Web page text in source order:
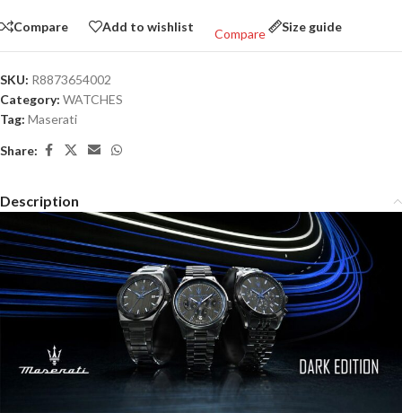
Compare Add to wishlist
Compare
Size guide
SKU: R8873654002
Category: WATCHES
Tag: Maserati
Share:
Description